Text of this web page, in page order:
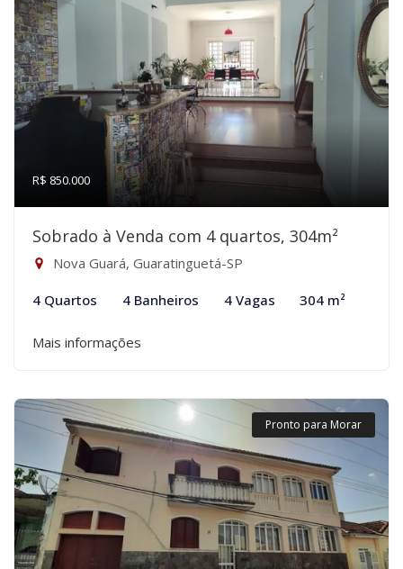
R$ 850.000
Sobrado à Venda com 4 quartos, 304m²
Nova Guará, Guaratinguetá-SP
4 Quartos 4 Banheiros 4 Vagas 304 m²
Mais informações
Pronto para Morar